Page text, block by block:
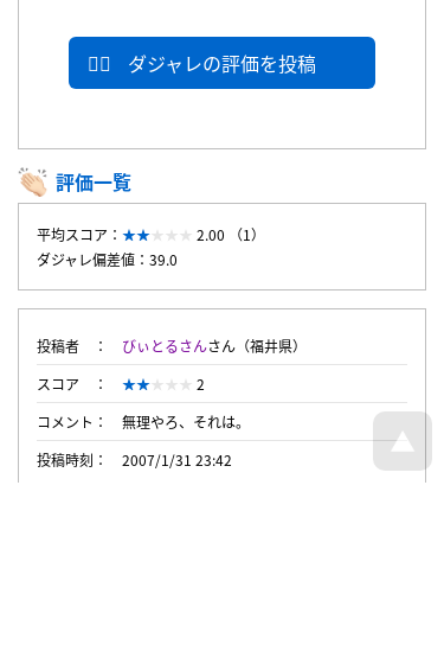
ダジャレの評価を投稿
評価一覧
平均スコア：
2.00 （1）
ダジャレ偏差値：39.0
投稿者 びぃとるさんさん（福井県）
スコア
2
コメント
無理やろ、それは。
投稿時刻
2007/1/31 23:42